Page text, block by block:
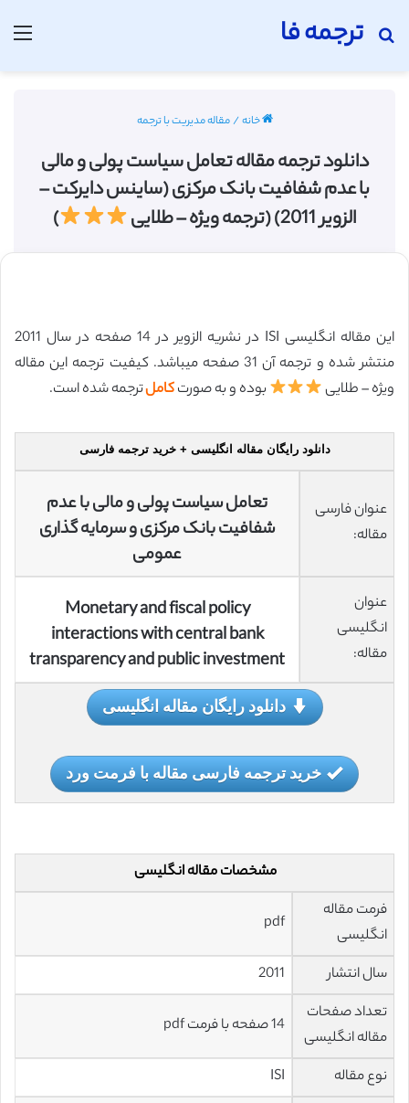
ترجمه فا
جستجو برای
خانه/مقاله مدیریت با ترجمه
دانلود ترجمه مقاله تعامل سیاست پولی و مالی
با عدم شفافیت بانک مرکزی (ساینس دایرکت –
الزویر 2011) (ترجمه ویژه – طلایی
)
این مقاله انگلیسی ISI در نشریه الزویر در 14 صفحه در سال 2011
منتشر شده و ترجمه آن 31 صفحه میباشد. کیفیت ترجمه این مقاله
ویژه – طلایی
بوده و به صورتکاملترجمه شده است.
دانلود رایگان مقاله انگلیسی + خرید ترجمه فارسی
عنوان فارسی
مقاله:
تعامل سیاست پولی و مالی با عدم
شفافیت بانک مرکزی و سرمایه گذاری
عمومی
عنوان
انگلیسی
مقاله:
Monetary and fiscal policy
interactions with central bank
transparency and public investment
دانلود رایگان مقاله انگلیسی
خرید ترجمه فارسی مقاله با فرمت ورد
مشخصات مقاله انگلیسی
فرمت مقاله
انگلیسی
pdf
سال انتشار
2011
تعداد صفحات
مقاله انگلیسی
14 صفحه با فرمت pdf
نوع مقاله
ISI